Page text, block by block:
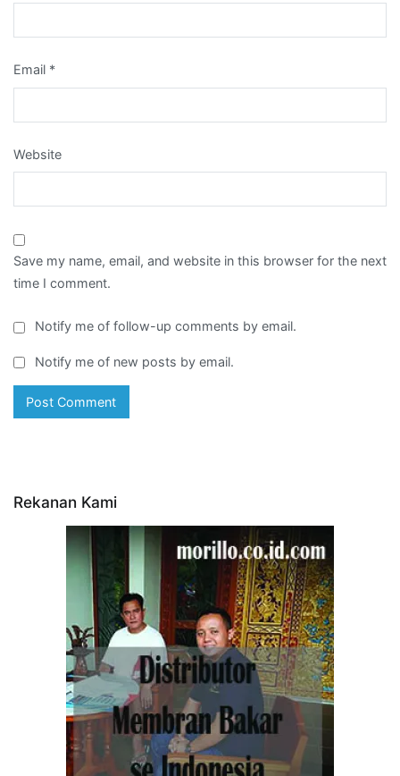
Email *
Website
Save my name, email, and website in this browser for the next
time I comment.
Notify me of follow-up comments by email.
Notify me of new posts by email.
Rekanan Kami